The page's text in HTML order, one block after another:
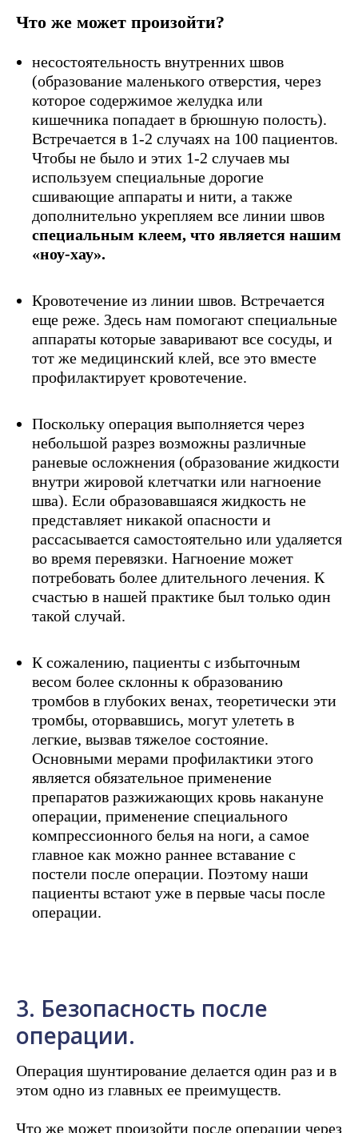
Что же может произойти?
несостоятельность внутренних швов
(образование маленького отверстия, через
которое содержимое желудка или
кишечника попадает в брюшную полость).
Встречается в 1-2 случаях на 100 пациентов.
Чтобы не было и этих 1-2 случаев мы
используем специальные дорогие
сшивающие аппараты и нити, а также
дополнительно укрепляем все линии швов
специальным клеем, что является нашим
«ноу-хау».
Кровотечение из линии швов. Встречается
еще реже. Здесь нам помогают специальные
аппараты которые заваривают все сосуды, и
тот же медицинский клей, все это вместе
профилактирует кровотечение.
Поскольку операция выполняется через
небольшой разрез возможны различные
раневые осложнения (образование жидкости
внутри жировой клетчатки или нагноение
шва). Если образовавшаяся жидкость не
представляет никакой опасности и
рассасывается самостоятельно или удаляется
во время перевязки. Нагноение может
потребовать более длительного лечения. К
счастью в нашей практике был только один
такой случай.
К сожалению, пациенты с избыточным
весом более склонны к образованию
тромбов в глубоких венах, теоретически эти
тромбы, оторвавшись, могут улететь в
легкие, вызвав тяжелое состояние.
Основными мерами профилактики этого
является обязательное применение
препаратов разжижающих кровь накануне
операции, применение специального
компрессионного белья на ноги, а самое
главное как можно раннее вставание с
постели после операции. Поэтому наши
пациенты встают уже в первые часы после
операции.
3. Безопасность после
операции.
Операция шунтирование делается один раз и в
этом одно из главных ее преимуществ.
Что же может произойти после операции через